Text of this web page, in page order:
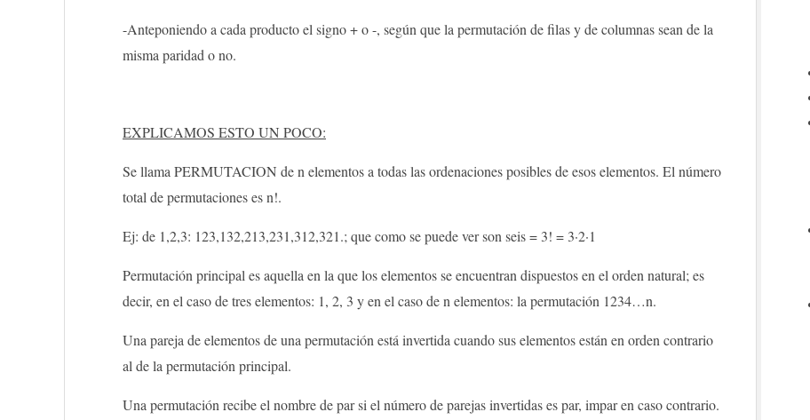
-Anteponiendo a cada producto el signo + o -, según que la permutación de filas y de columnas sean de la
misma paridad o no.
EXPLICAMOS ESTO UN POCO:
Se llama PERMUTACION de n elementos a todas las ordenaciones posibles de esos elementos. El número
total de permutaciones es n!.
Ej: de 1,2,3: 123,132,213,231,312,321.; que como se puede ver son seis = 3! = 3·2·1
Permutación principal es aquella en la que los elementos se encuentran dispuestos en el orden natural; es
decir, en el caso de tres elementos: 1, 2, 3 y en el caso de n elementos: la permutación 1234…n.
Una pareja de elementos de una permutación está invertida cuando sus elementos están en orden contrario
al de la permutación principal.
Una permutación recibe el nombre de par si el número de parejas invertidas es par, impar en caso contrario.